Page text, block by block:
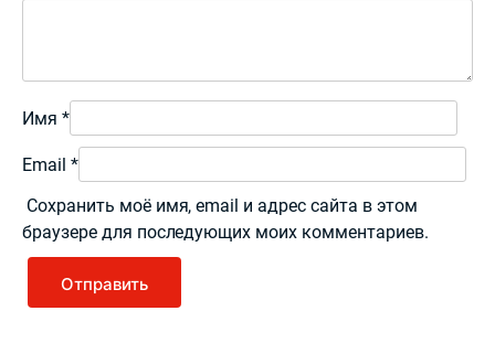
Имя *
Email *
Сохранить моё имя, email и адрес сайта в этом
браузере для последующих моих комментариев.